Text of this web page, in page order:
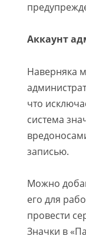
Аккаунт
Наверняка
что
система
записью.
Можно
его для
провести
Значки в